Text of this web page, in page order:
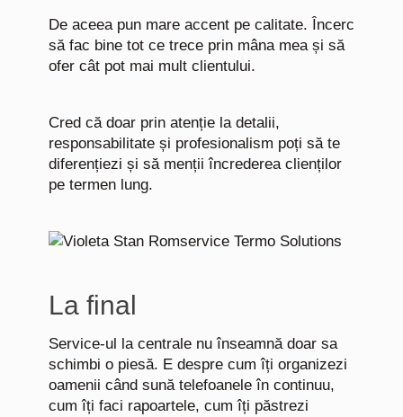
De aceea pun mare accent pe calitate. Încerc
să fac bine tot ce trece prin mâna mea și să
ofer cât pot mai mult clientului.
Cred că doar prin atenție la detalii,
responsabilitate și profesionalism poți să te
diferențiezi și să menții încrederea clienților
pe termen lung.
La final
Service-ul la centrale nu înseamnă doar sa
schimbi o piesă. E despre cum îți organizezi
oamenii când sună telefoanele în continuu,
cum îți faci rapoartele, cum îți păstrezi